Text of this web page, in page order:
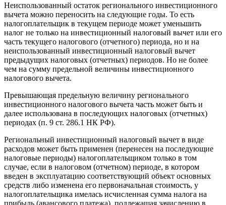
Неиспользованный остаток регионального инвестиционного
вычета можно переносить на следующие годы. То есть
налогоплательщик в текущем периоде может уменьшить
налог не только на инвестиционный налоговый вычет или его
часть текущего налогового (отчетного) периода, но и на
неиспользованный инвестиционный налоговый вычет
предыдущих налоговых (отчетных) периодов. Но не более
чем на сумму предельной величины инвестиционного
налогового вычета.
Превышающая предельную величину регионального
инвестиционного налогового вычета часть может быть и
далее использована в последующих налоговых (отчетных)
периодах (п. 9 ст. 286.1 НК РФ).
Региональный инвестиционный налоговый вычет в виде
расходов может быть применен (перенесен на последующие
налоговые периоды) налогоплательщиком только в том
случае, если в налоговом (отчетном) периоде, в котором
введен в эксплуатацию соответствующий объект основных
средств либо изменена его первоначальная стоимость, у
налогоплательщика имелась исчисленная сумма налога на
прибыль (авансового платежа), подлежащая зачислению в